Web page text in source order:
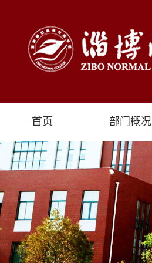
首页 部门概况